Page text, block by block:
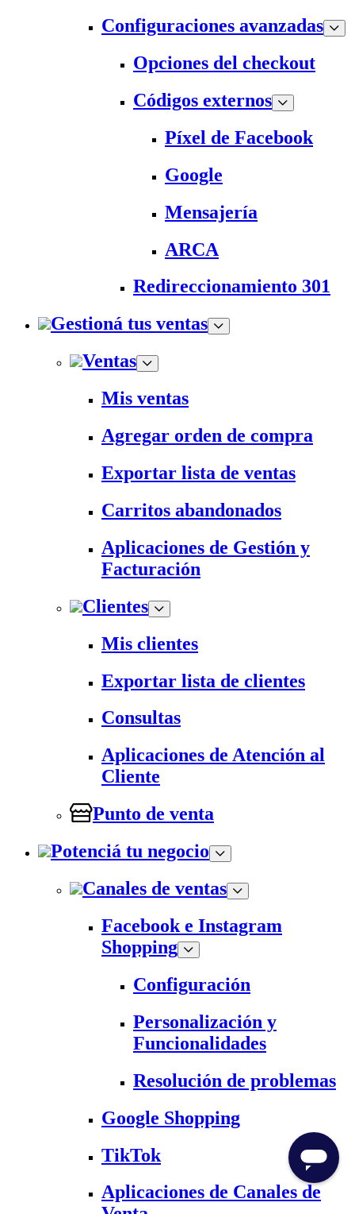
Configuraciones avanzadas
Opciones del checkout
Códigos externos
Píxel de Facebook
Google
Mensajería
ARCA
Redireccionamiento 301
Gestioná tus ventas
Ventas
Mis ventas
Agregar orden de compra
Exportar lista de ventas
Carritos abandonados
Aplicaciones de Gestión y
Facturación
Clientes
Mis clientes
Exportar lista de clientes
Consultas
Aplicaciones de Atención al
Cliente
Punto de venta
Potenciá tu negocio
Canales de ventas
Facebook e Instagram
Shopping
Configuración
Personalización y
Funcionalidades
Resolución de problemas
Google Shopping
TikTok
Aplicaciones de Canales de